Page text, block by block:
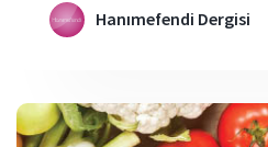
Hanımefendi Dergisi